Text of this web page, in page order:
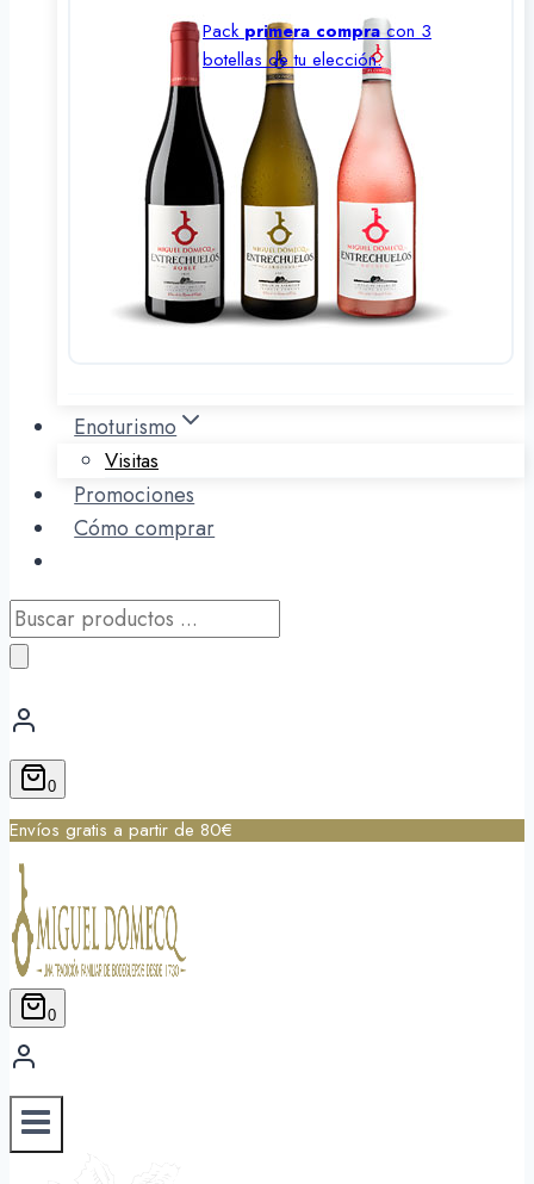
Pack primera compra con 3
botellas de tu elección.
Enoturismo
Visitas
Promociones
Cómo comprar
Búsqueda
de
0
Envíos gratis a partir de 80€
0